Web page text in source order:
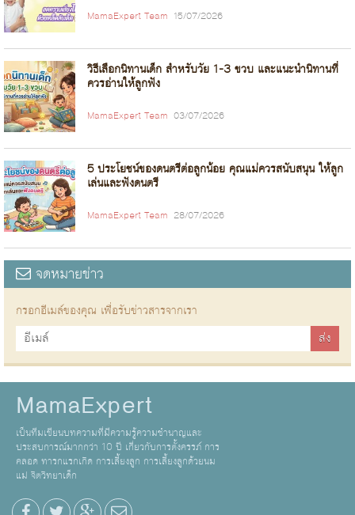
MamaExpert Team 15/07/2026
วิธีเลือกนิทานเด็ก สำหรับวัย 1-3 ขวบ และแนะนำนิทานที่
ควรอ่านให้ลูกฟัง
MamaExpert Team 03/07/2026
5 ประโยชน์ของดนตรีต่อลูกน้อย คุณแม่ควรสนับสนุน ให้ลูก
เล่นและฟังดนตรี
MamaExpert Team 28/07/2026
จดหมายข่าว
กรอกอีเมล์ของคุณ เพื่อรับข่าวสารจากเรา
MamaExpert
เป็นทีมเขียนบทความที่มีความรู้ความชำนาญและ
ประสบการณ์มากกว่า 10 ปี เกี่ยวกับการตั้งครรภ์ การ
คลอด ทารกแรกเกิด การเลี้ยงลูก การเลี้ยงลูกด้วยนม
แม่ จิตวิทยาเด็ก